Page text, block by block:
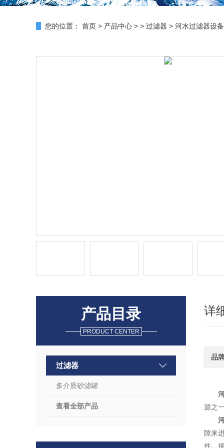
您的位置： 首页 > 产品中心 > > 过滤器 > 河水过滤器设备
产品目录
PRODUCT CENTER
过滤器
多介质砂滤罐
查看全部产品
详
品
源之
隙来
件。